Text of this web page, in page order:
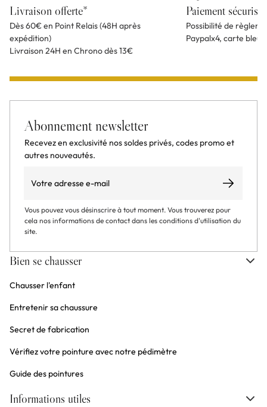
Livraison offerte*
Dès 60€ en Point Relais (48H après
expédition)
Livraison 24H en Chrono dès 13€
Paiement sécurisé
Possibilité de
Paypalx4, carte
Abonnement newsletter
Recevez en exclusivité nos soldes privés, codes promo et
autres nouveautés.
S’abonner
Vous pouvez vous désinscrire à tout moment. Vous trouverez pour
cela nos informations de contact dans les conditions d'utilisation du
site.
Bien se chausser
Chausser l'enfant
Entretenir sa chaussure
Secret de fabrication
Vérifiez votre pointure avec notre pédimètre
Guide des pointures
Informations utiles